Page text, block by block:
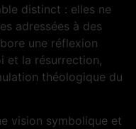
distinct : elles ne
adressées à des
une réflexion
et la résurrection,
théologique du
vision symbolique et